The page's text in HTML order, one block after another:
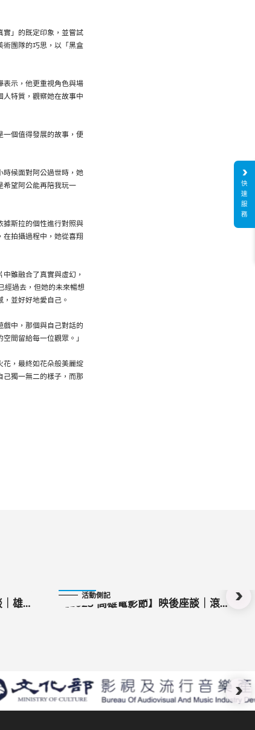
實」的既定印象，並嘗試
術團隊的巧思，以「黑盒
表示，他更重視角色與場
特質，觀察她在故事中
一個值得發展的故事，便
時候面對阿公過世時，她
希望阿公能再陪我玩一
據斯拉的個性進行對照與
拍攝過程中，她從喜翔
雖融合了真實與虛幻，
經過去，但她的未來暢想
並好好地愛自己。
中，那個與自己對話的
間留給每一位觀眾。」
，最終如花朵般美麗綻
獨一無二的樣子，而那
｜雄
活動側記
【2025 高雄電影節】映後座談｜滾
快
速
服
務